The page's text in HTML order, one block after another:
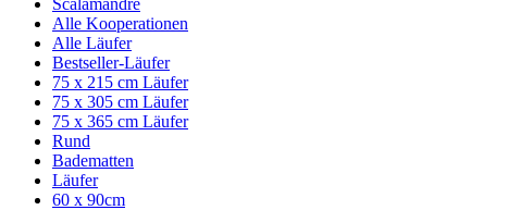
Scalamandré
Alle Kooperationen
Alle Läufer
Bestseller-Läufer
75 x 215 cm Läufer
75 x 305 cm Läufer
75 x 365 cm Läufer
Rund
Badematten
Läufer
60 x 90cm